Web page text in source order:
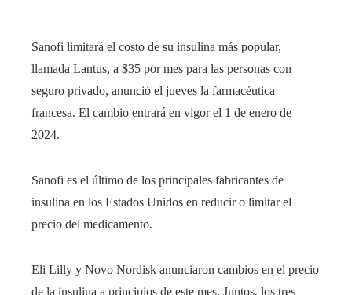
Sanofi limitará el costo de su insulina más popular,
llamada Lantus, a $35 por mes para las personas con
seguro privado, anunció el jueves la farmacéutica
francesa. El cambio entrará en vigor el 1 de enero de
2024.
Sanofi es el último de los principales fabricantes de
insulina en los Estados Unidos en reducir o limitar el
precio del medicamento.
Eli Lilly y Novo Nordisk anunciaron cambios en el precio
de la insulina a principios de este mes. Juntos, los tres